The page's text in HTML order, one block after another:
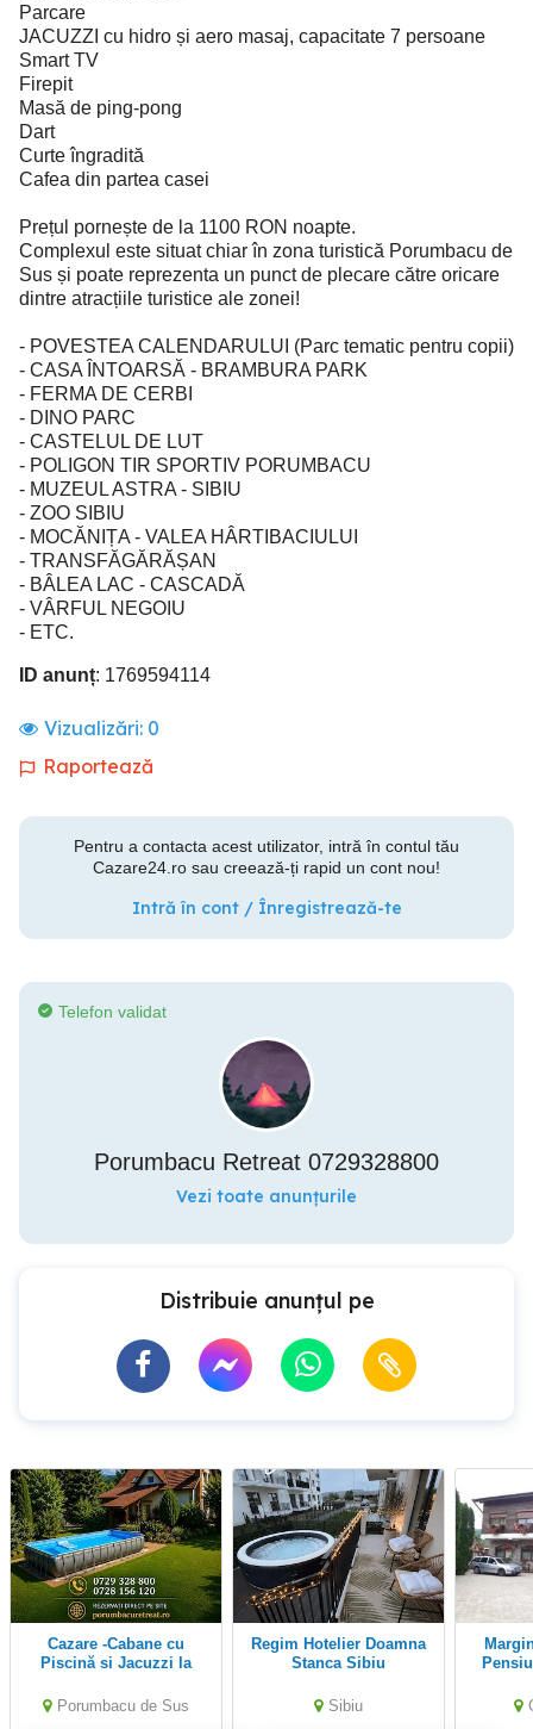
Parcare
JACUZZI cu hidro și aero masaj, capacitate 7 persoane
Smart TV
Firepit
Masă de ping-pong
Dart
Curte îngradită
Cafea din partea casei
Prețul pornește de la 1100 RON noapte.
Complexul este situat chiar în zona turistică Porumbacu de
Sus și poate reprezenta un punct de plecare către oricare
dintre atracțiile turistice ale zonei!
- POVESTEA CALENDARULUI (Parc tematic pentru copii)
- CASA ÎNTOARSĂ - BRAMBURA PARK
- FERMA DE CERBI
- DINO PARC
- CASTELUL DE LUT
- POLIGON TIR SPORTIV PORUMBACU
- MUZEUL ASTRA - SIBIU
- ZOO SIBIU
- MOCĂNIȚA - VALEA HÂRTIBACIULUI
- TRANSFĂGĂRĂȘAN
- BÂLEA LAC - CASCADĂ
- VÂRFUL NEGOIU
- ETC.
ID anunț: 1769594114
Vizualizări: 0
Raportează
Pentru a contacta acest utilizator, intră în contul tău
Cazare24.ro sau creează-ți rapid un cont nou!
Intră în cont / Înregistrează-te
Telefon validat
Porumbacu Retreat 0729328800
Vezi toate anunțurile
Distribuie anunțul pe
Cazare -Cabane cu
Piscină si Jacuzzi la
Porumbacu de Sus
Regim Hotelier Doamna
Stanca Sibiu
Sibiu
Marginimea Sibiului,